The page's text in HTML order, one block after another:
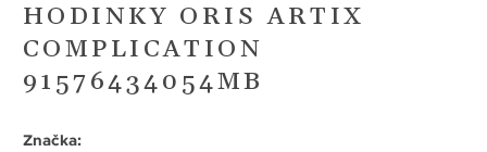
HODINKY ORIS ARTIX
COMPLICATION
91576434054MB
Značka: